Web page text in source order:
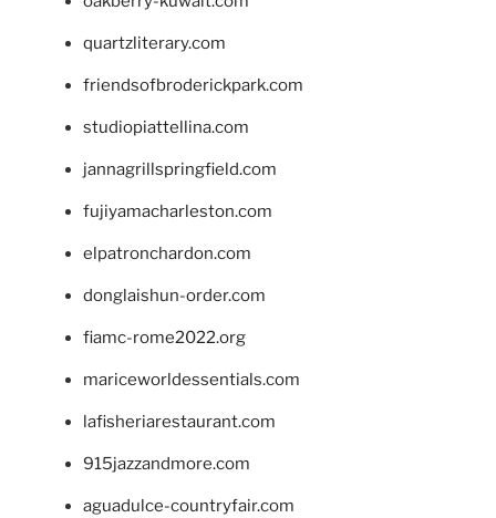
quartzliterary.com
friendsofbroderickpark.com
studiopiattellina.com
jannagrillspringfield.com
fujiyamacharleston.com
elpatronchardon.com
donglaishun-order.com
fiamc-rome2022.org
mariceworldessentials.com
lafisheriarestaurant.com
915jazzandmore.com
aguadulce-countryfair.com